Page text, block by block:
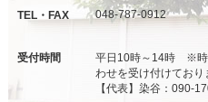
TEL・FAX 048-787-0912
受付時間 平日10時～14時 ※時
わせを受け付けており
【代表】染谷：090-